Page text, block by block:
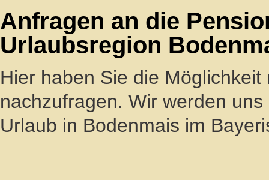
Anfragen an die
Urlaubsregion
Hier haben Sie die
nachzufragen. Wir werden
Urlaub in Bodenmais im